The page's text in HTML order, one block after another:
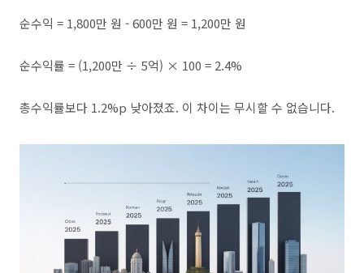
순수익 = 1,800만 원 - 600만 원 = 1,200만 원
순수익률 = (1,200만 ÷ 5억) × 100 = 2.4%
총수익률보다 1.2%p 낮아졌죠. 이 차이는 무시할 수 없습니다.